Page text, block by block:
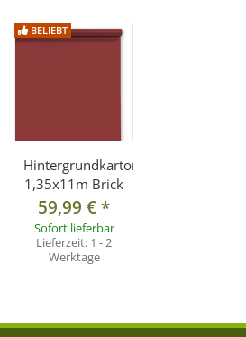
BELIEBT
Hintergrundkarton
1,35x11m Brick
59,99 €*
Sofort lieferbar
Lieferzeit: 1 - 2
Werktage